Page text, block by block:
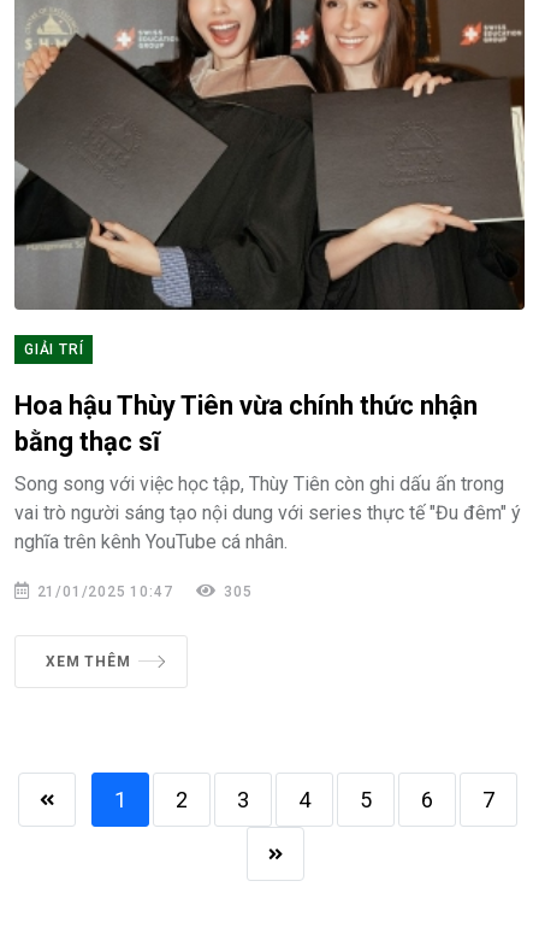
GIẢI TRÍ
Hoa hậu Thùy Tiên vừa chính thức nhận
bằng thạc sĩ
Song song với việc học tập, Thùy Tiên còn ghi dấu ấn trong
vai trò người sáng tạo nội dung với series thực tế "Đu đêm" ý
nghĩa trên kênh YouTube cá nhân.
21/01/2025 10:47 305
XEM THÊM
1 2 3 4 5 6 7